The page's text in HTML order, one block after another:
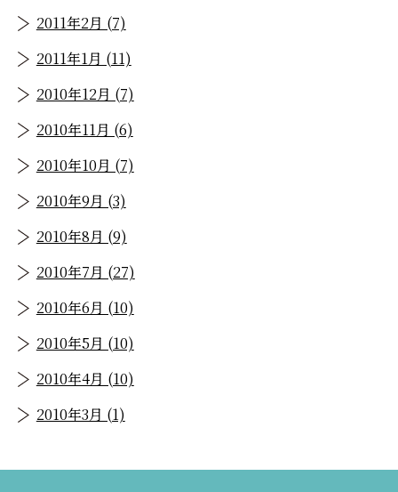
2011年2月 (7)
2011年1月 (11)
2010年12月 (7)
2010年11月 (6)
2010年10月 (7)
2010年9月 (3)
2010年8月 (9)
2010年7月 (27)
2010年6月 (10)
2010年5月 (10)
2010年4月 (10)
2010年3月 (1)